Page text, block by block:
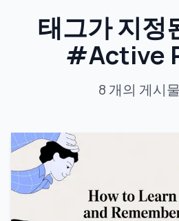
AI 영상 노트
튜토리얼
소개
태그가 지정
#Active
8 개의 게시물